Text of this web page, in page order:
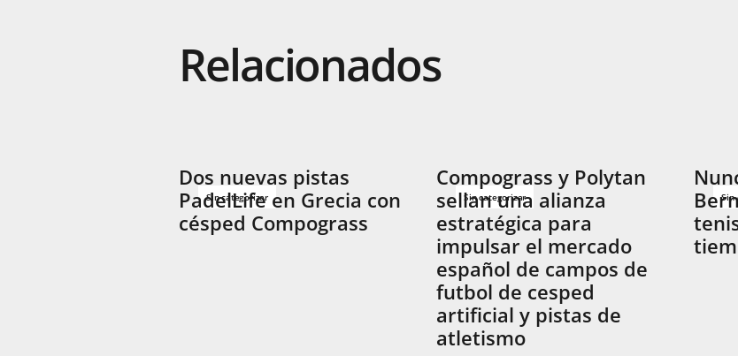
Relacionados
Sin categorizar
Dos nuevas pistas
PadelLife en Grecia con
césped Compograss
Sin categorizar
Compograss y Polytan
sellan una alianza
estratégica para
impulsar el mercado
español de campos de
futbol de cesped
artificial y pistas de
atletismo
Sin